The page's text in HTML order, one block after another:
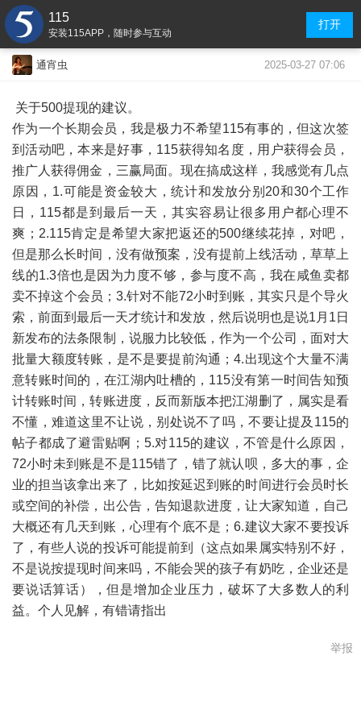
115
安装115APP，随时参与互动
打开
通宵虫 2025-03-27 07:06
关于500提现的建议。
作为一个长期会员，我是极力不希望115有事的，但这次签
到活动吧，本来是好事，115获得知名度，用户获得会员，
推广人获得佣金，三赢局面。现在搞成这样，我感觉有几点
原因，1.可能是资金较大，统计和发放分别20和30个工作
日，115都是到最后一天，其实容易让很多用户都心理不
爽；2.115肯定是希望大家把返还的500继续花掉，对吧，
但是那么长时间，没有做预案，没有提前上线活动，草草上
线的1.3倍也是因为力度不够，参与度不高，我在咸鱼卖都
卖不掉这个会员；3.针对不能72小时到账，其实只是个导火
索，前面到最后一天才统计和发放，然后说明也是说1月1日
新发布的法条限制，说服力比较低，作为一个公司，面对大
批量大额度转账，是不是要提前沟通；4.出现这个大量不满
意转账时间的，在江湖内吐槽的，115没有第一时间告知预
计转账时间，转账进度，反而新版本把江湖删了，属实是看
不懂，难道这里不让说，别处说不了吗，不要让提及115的
帖子都成了避雷贴啊；5.对115的建议，不管是什么原因，
72小时未到账是不是115错了，错了就认呗，多大的事，企
业的担当该拿出来了，比如按延迟到账的时间进行会员时长
或空间的补偿，出公告，告知退款进度，让大家知道，自己
大概还有几天到账，心理有个底不是；6.建议大家不要投诉
了，有些人说的投诉可能提前到（这点如果属实特别不好，
不是说按提现时间来吗，不能会哭的孩子有奶吃，企业还是
要说话算话），但是增加企业压力，破坏了大多数人的利
益。个人见解，有错请指出
举报